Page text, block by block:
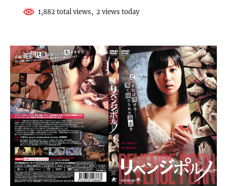
1,882 total views, 2 views today